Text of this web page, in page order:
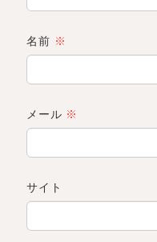
名前 ※
メール ※
サイト